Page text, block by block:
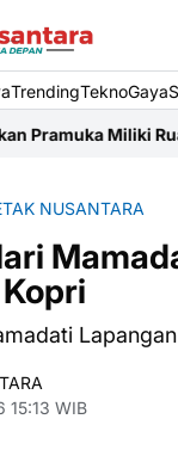
TrendingTeknoGaya
Miliki Ruang
NUSANTARA
15:13 WIB